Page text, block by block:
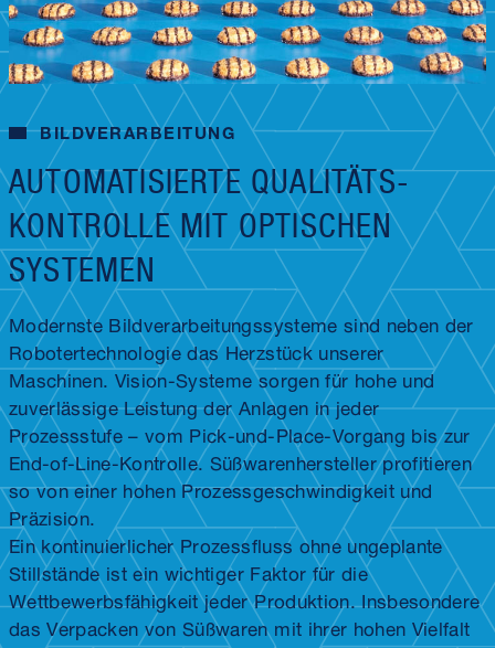
BILDVERARBEITUNG
AUTOMATISIERTE QUALITÄTS­
KONTROLLE MIT OPTISCHEN
SYSTEMEN
Modernste Bild­verarbeitungs­systeme sind neben der
Roboter­technologie das Herzstück unserer
Maschinen. Vision-Systeme sorgen für hohe und
zuverlässige Leistung der Anlagen in jeder
Prozessstufe – vom Pick-und-Place-Vorgang bis zur
End-of-Line-Kontrolle. Süßwaren­hersteller profitieren
so von einer hohen Prozess­geschwindigkeit und
Präzision.
Ein kontinuierlicher Prozess­fluss ohne ungeplante
Stillstände ist ein wichtiger Faktor für die
Wettbewerbs­fähigkeit jeder Produktion. Insbesondere
das Verpacken von Süßwaren mit ihrer hohen Vielfalt